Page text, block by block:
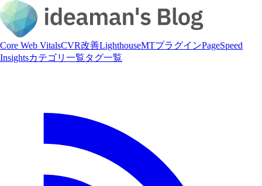
Core Web VitalsCVR改善LighthouseMTプラグインPageSpeed
Insightsカテゴリ一覧タグ一覧